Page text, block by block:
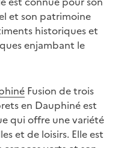
et son patrimoine
historiques et
enjambant le
Fusion de trois
en Dauphiné est
qui offre une variété
et de loisirs. Elle est